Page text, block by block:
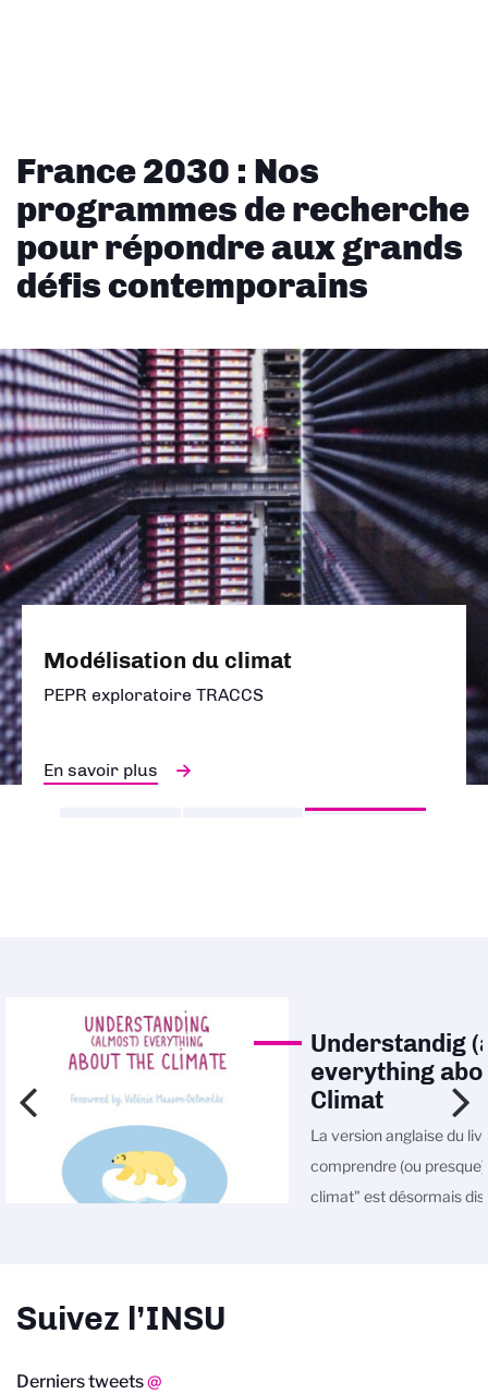
France 2030 : Nos
programmes de recherche
pour répondre aux grands
défis contemporains
Modélisation du climat
PEPR exploratoire TRACCS
En savoir plus
Understandig
everything
Climat
La version anglaise du
comprendre (ou presque)
climat" est désormais
Suivez l’INSU
Derniers tweets@